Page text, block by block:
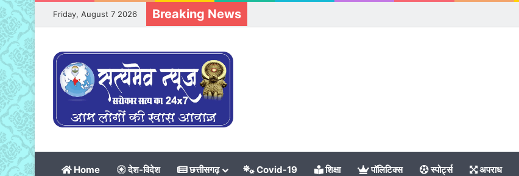
Friday, August 7 2026 Breaking News
Home देश-विदेश छत्तीसगढ़ Covid-19 शिक्षा पॉलिटिक्स स्पोर्ट्स अपराध